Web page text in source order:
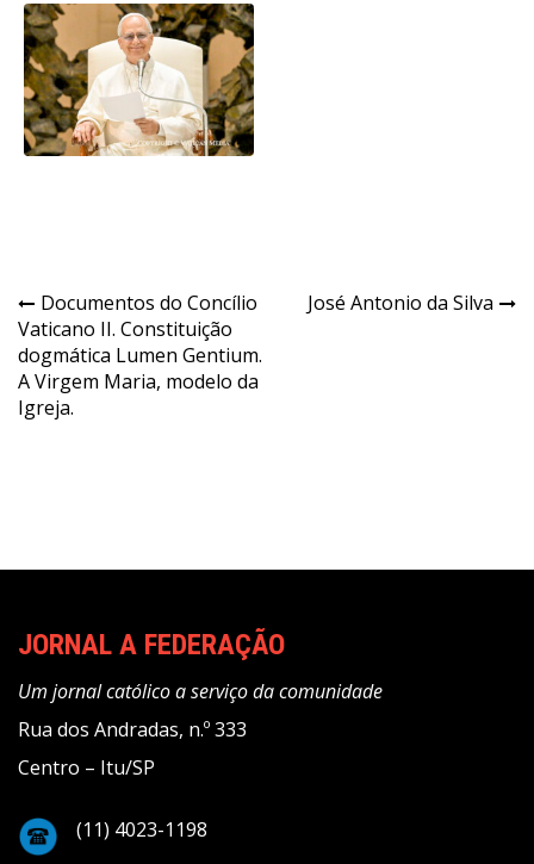
Navegação
de
Post
Documentos do Concílio
Vaticano II. Constituição
dogmática Lumen Gentium.
A Virgem Maria, modelo da
Igreja.
José Antonio da Silva
JORNAL A FEDERAÇÃO
Um jornal católico a serviço da comunidade
Rua dos Andradas, n.º 333
Centro – Itu/SP
(11) 4023-1198